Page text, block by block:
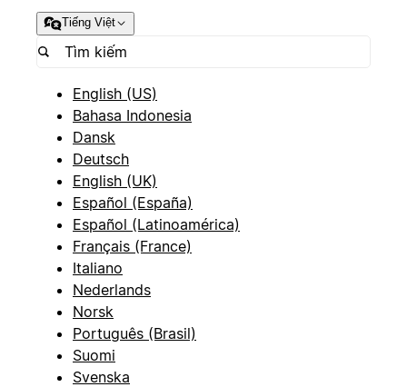
Tiếng Việt
English (US)
Bahasa Indonesia
Dansk
Deutsch
English (UK)
Español (España)
Español (Latinoamérica)
Français (France)
Italiano
Nederlands
Norsk
Português (Brasil)
Suomi
Svenska